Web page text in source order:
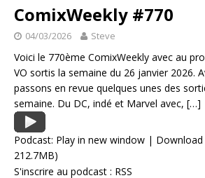
ComixWeekly #770
04/03/2026 Steve
Voici le 770ème ComixWeekly avec au
VO sortis la semaine du 26 janvier 2026.
passons en revue quelques unes des
semaine. Du DC, indé et Marvel avec, […]
Podcast: Play in new window | Download
212.7MB)
S'inscrire au podcast : RSS